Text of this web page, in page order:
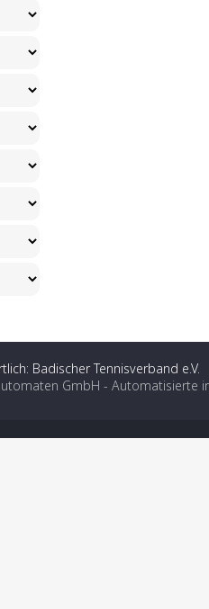
Badischer Tennisverband e.V.
GmbH - Automatisierte